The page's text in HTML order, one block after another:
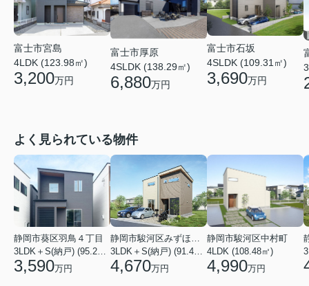
富士市宮島
4LDK (123.98㎡)
3,200万円
富士市厚原
4SLDK (138.29㎡)
6,880万円
富士市石坂
4SLDK (109.31㎡)
3,690万円
よく見られている物件
静岡市葵区羽鳥４丁目
3LDK＋S(納戸) (95.22㎡)
3,590万円
静岡市駿河区みずほ２丁目
3LDK＋S(納戸) (91.49㎡)
4,670万円
静岡市駿河区中村町
4LDK (108.48㎡)
4,990万円